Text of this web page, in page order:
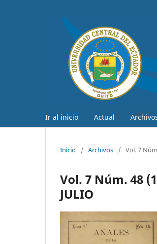
Ir al inicio Actual
Inicio / Archivos / Vol. 7
Vol. 7 Núm. 48
JULIO